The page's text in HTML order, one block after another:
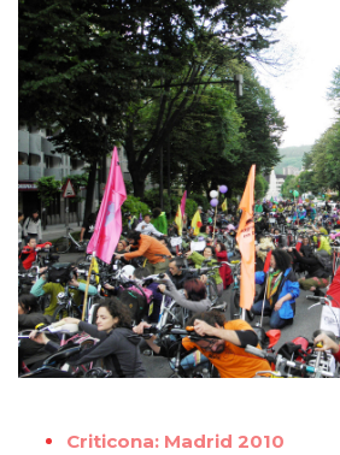
Criticona: Madrid 2010